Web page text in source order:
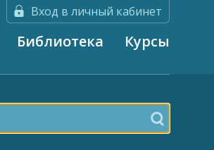
Вход в личный кабинет
Библиотека Курсы